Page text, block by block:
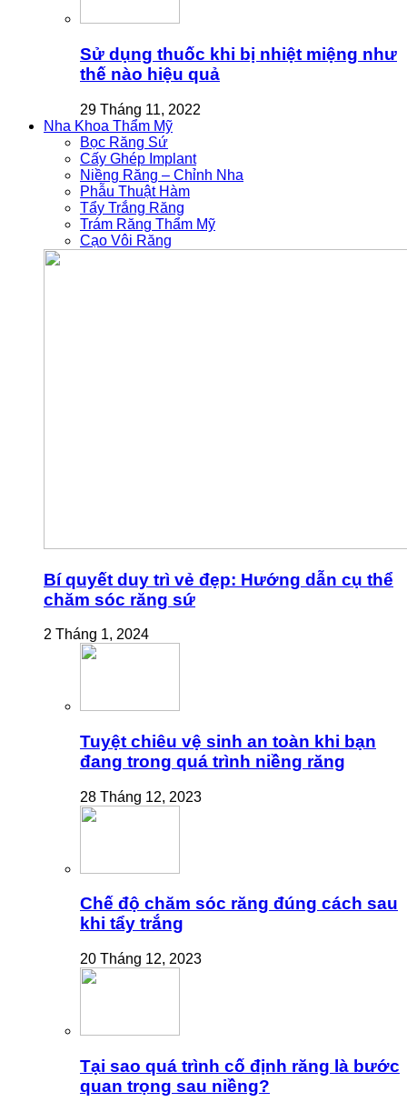
Sử dụng thuốc khi bị nhiệt miệng như
thế nào hiệu quả
29 Tháng 11, 2022
Nha Khoa Thẩm Mỹ
Bọc Răng Sứ
Cấy Ghép Implant
Niềng Răng – Chỉnh Nha
Phẫu Thuật Hàm
Tẩy Trắng Răng
Trám Răng Thẩm Mỹ
Cạo Vôi Răng
Bí quyết duy trì vẻ đẹp: Hướng dẫn cụ thể
chăm sóc răng sứ
2 Tháng 1, 2024
Tuyệt chiêu vệ sinh an toàn khi bạn
đang trong quá trình niềng răng
28 Tháng 12, 2023
Chế độ chăm sóc răng đúng cách sau
khi tẩy trắng
20 Tháng 12, 2023
Tại sao quá trình cố định răng là bước
quan trọng sau niềng?